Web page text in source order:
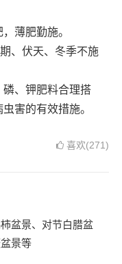
薄肥勤施。
、伏天、冬季不施
、钾肥料合理搭
害的有效措施。
喜欢(271)
盆景、对节白腊盆
景等